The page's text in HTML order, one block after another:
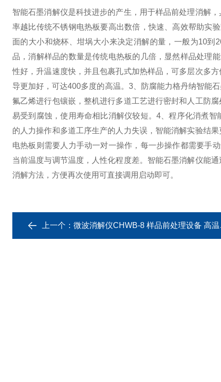
智能石墨消解仪是科技进步的产生，用于样品前处理消解
率越比传统不锈钢电热板要高出数倍，快速、高效帮助实
面的大小和烧杯、坩埚大小来决定消解的量，一般为10
品，消解样品的数量是传统电热板的几倍，显然样品处理
性好，升温速度快，并且包裹孔式加热样品，可多层次多
导更加好，可达400多度的高温。 3、防腐能力格丹纳智能
氟乙烯进行包镶嵌，整机进行多道工艺进行密封和人工防
易受到腐蚀，使用寿命相比消解仪较短。 4、程序化消煮智
的人力操作和多道工序生产的人力失误，智能消解实验结
电热板则需要人力手动一对一操作，每一步操作都需要手
当前温度与调节温度，人性化程度差。智能石墨消解仪能
消解方法，方便再次使用可直接调用启动即可。
上一个： 微波消解仪CHWB-8 样品前处理设备 高温高压